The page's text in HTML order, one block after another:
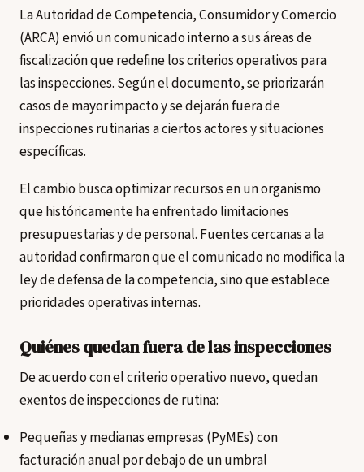
La Autoridad de Competencia, Consumidor y Comercio
(ARCA) envió un comunicado interno a sus áreas de
fiscalización que redefine los criterios operativos para
las inspecciones. Según el documento, se priorizarán
casos de mayor impacto y se dejarán fuera de
inspecciones rutinarias a ciertos actores y situaciones
específicas.
El cambio busca optimizar recursos en un organismo
que históricamente ha enfrentado limitaciones
presupuestarias y de personal. Fuentes cercanas a la
autoridad confirmaron que el comunicado no modifica la
ley de defensa de la competencia, sino que establece
prioridades operativas internas.
Quiénes quedan fuera de las inspecciones
De acuerdo con el criterio operativo nuevo, quedan
exentos de inspecciones de rutina:
Pequeñas y medianas empresas (PyMEs) con
facturación anual por debajo de un umbral